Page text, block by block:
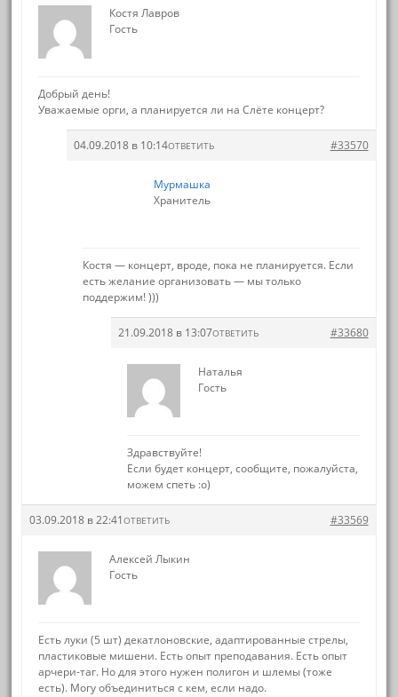
Костя Лавров
Гость
Добрый день!
Уважаемые орги, а планируется ли на Слёте концерт?
04.09.2018 в 10:14 #33570
ОТВЕТИТЬ
Мурмашка
Хранитель
Костя — концерт, вроде, пока не планируется. Если
есть желание организовать — мы только
поддержим! )))
21.09.2018 в 13:07 #33680
ОТВЕТИТЬ
Наталья
Гость
Здравствуйте!
Если будет концерт, сообщите, пожалуйста,
можем спеть :о)
03.09.2018 в 22:41 #33569
ОТВЕТИТЬ
Алексей Лыкин
Гость
Есть луки (5 шт) декатлоновские, адаптированные стрелы,
пластиковые мишени. Есть опыт преподавания. Есть опыт
арчери-таг. Но для этого нужен полигон и шлемы (тоже
есть). Могу объединиться с кем, если надо.